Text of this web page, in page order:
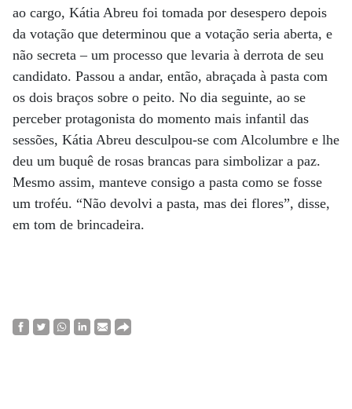
ao cargo, Kátia Abreu foi tomada por desespero depois
da votação que determinou que a votação seria aberta, e
não secreta – um processo que levaria à derrota de seu
candidato. Passou a andar, então, abraçada à pasta com
os dois braços sobre o peito. No dia seguinte, ao se
perceber protagonista do momento mais infantil das
sessões, Kátia Abreu desculpou-se com Alcolumbre e lhe
deu um buquê de rosas brancas para simbolizar a paz.
Mesmo assim, manteve consigo a pasta como se fosse
um troféu. “Não devolvi a pasta, mas dei flores”, disse,
em tom de brincadeira.